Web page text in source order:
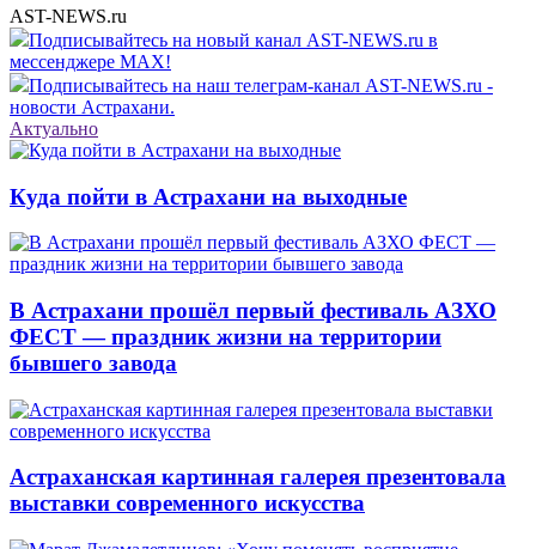
AST-NEWS.ru
Подписывайтесь на новый канал AST-NEWS.ru в
мессенджере MAX!
Подписывайтесь на наш телеграм-канал AST-NEWS.ru -
новости Астрахани.
Актуально
Куда пойти в Астрахани на выходные
В Астрахани прошёл первый фестиваль АЗХО
ФЕСТ — праздник жизни на территории
бывшего завода
Астраханская картинная галерея презентовала
выставки современного искусства